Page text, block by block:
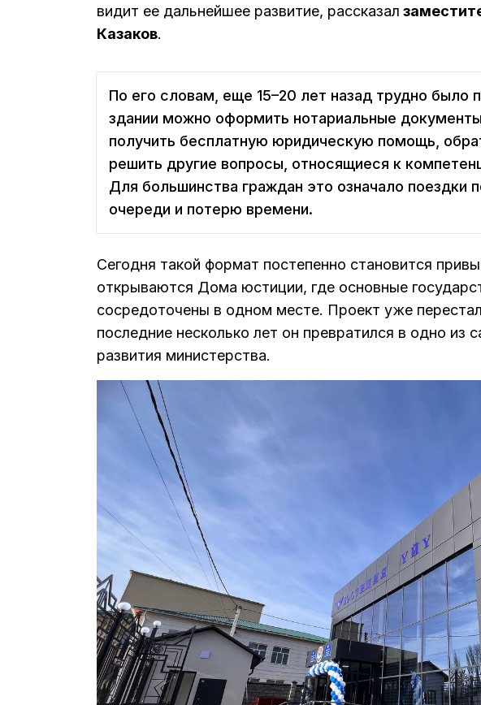
видит ее дальнейшее развитие, рассказал
Казаков.
По его словам, еще 15–20 лет назад трудно было
здании можно оформить нотариальные
получить бесплатную юридическую помощь,
решить другие вопросы, относящиеся к
Для большинства граждан это означало поездки
очереди и потерю времени.
Сегодня такой формат постепенно становится
открываются Дома юстиции, где основные
сосредоточены в одном месте. Проект уже
последние несколько лет он превратился в одно из
развития министерства.